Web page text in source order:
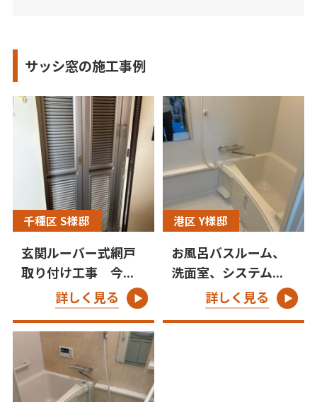
サッシ窓の施工事例
千種区 S様邸
玄関ルーバー式網戸
取り付け工事 今...
詳しく見る
港区 Y様邸
お風呂バスルーム、
洗面室、システム...
詳しく見る